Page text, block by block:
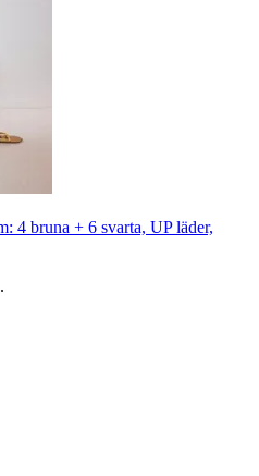
4 bruna + 6 svarta, UP läder,
.